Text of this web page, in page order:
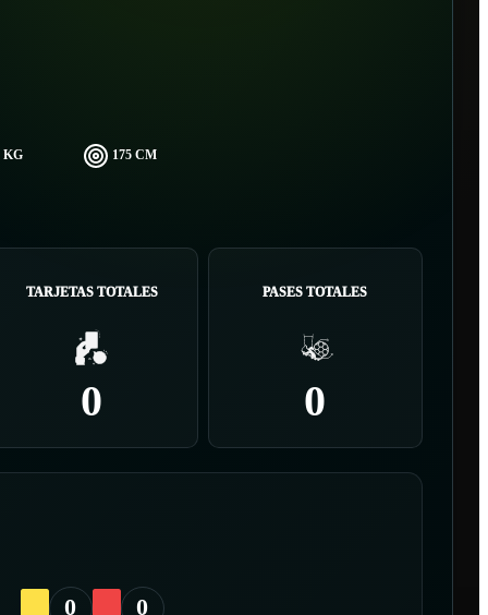
KG 175 CM
TARJETAS TOTALES
0
PASES TOTALES
0
0 0